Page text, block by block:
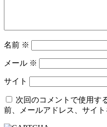
名前 ※
メール ※
サイト
次回のコメントで使用す
前、メールアドレス、サイト